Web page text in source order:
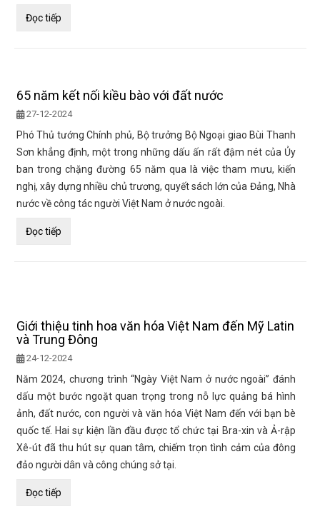
Đọc tiếp
65 năm kết nối kiều bào với đất nước
27-12-2024
Phó Thủ tướng Chính phủ, Bộ trưởng Bộ Ngoại giao Bùi Thanh
Sơn khẳng định, một trong những dấu ấn rất đậm nét của Ủy
ban trong chặng đường 65 năm qua là việc tham mưu, kiến
nghị, xây dựng nhiều chủ trương, quyết sách lớn của Đảng, Nhà
nước về công tác người Việt Nam ở nước ngoài.
Đọc tiếp
Giới thiệu tinh hoa văn hóa Việt Nam đến Mỹ Latin
và Trung Đông
24-12-2024
Năm 2024, chương trình “Ngày Việt Nam ở nước ngoài” đánh
dấu một bước ngoặt quan trọng trong nỗ lực quảng bá hình
ảnh, đất nước, con người và văn hóa Việt Nam đến với bạn bè
quốc tế. Hai sự kiện lần đầu được tổ chức tại Bra-xin và Ả-rập
Xê-út đã thu hút sự quan tâm, chiếm trọn tình cảm của đông
đảo người dân và công chúng sở tại.
Đọc tiếp